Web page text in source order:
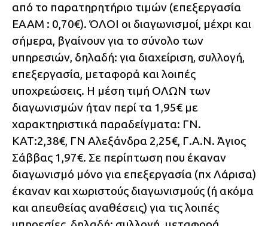
από το παρατηρητήριο τιμών (επεξεργασία
ΕΑΑΜ : 0,70€). ΌΛΟΙ οι διαγωνισμοί, μέχρι και
σήμερα, βγαίνουν για το σύνολο των
υπηρεσιών, δηλαδή: για διαχείριση, συλλογή,
επεξεργασία, μεταφορά και λοιπές
υποχρεώσεις. Η μέση τιμή ΟΛΩΝ των
διαγωνισμών ήταν περί τα 1,95€ με
χαρακτηριστικά παραδείγματα: ΓΝ.
ΚΑΤ:2,38€, ΓΝ Αλεξάνδρα 2,25€, Γ.Α.Ν. Άγιος
Σάββας 1,97€. Σε περίπτωση που έκαναν
διαγωνισμό μόνο για επεξεργασία (πχ Λάρισα)
έκαναν και χωριστούς διαγωνισμούς (ή ακόμα
και απευθείας αναθέσεις) για τις λοιπές